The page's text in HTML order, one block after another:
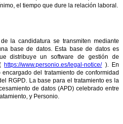
el tiempo que dure la relación laboral.
la candidatura se transmiten mediante
base de datos. Esta base de datos es
distribuye un software de gestión de
(https://www.personio.es/legal-notice/). En
del tratamiento de conformidad
RGPD. La base para el tratamiento es la
de datos (APD) celebrado entre
y Personio.